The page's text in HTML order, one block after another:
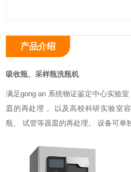
产品介绍
吸收瓶、采样瓶洗瓶机
满足gong an 系统物证鉴定中心实验
皿的再处理， 以及高校科研实验室
瓶、 试管等器皿的再处理。 设备可单